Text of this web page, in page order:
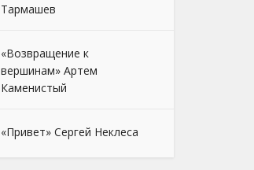
Тармашев
«Возвращение к
вершинам» Артем
Каменистый
«Привет» Сергей Неклеса